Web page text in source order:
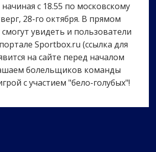
с 18.55 по московскому
28-го октября. В прямом
увидеть и пользователи
Sportbox.ru (ссылка для
на сайте перед началом
болельщиков команды
с участием "бело-голубых"!